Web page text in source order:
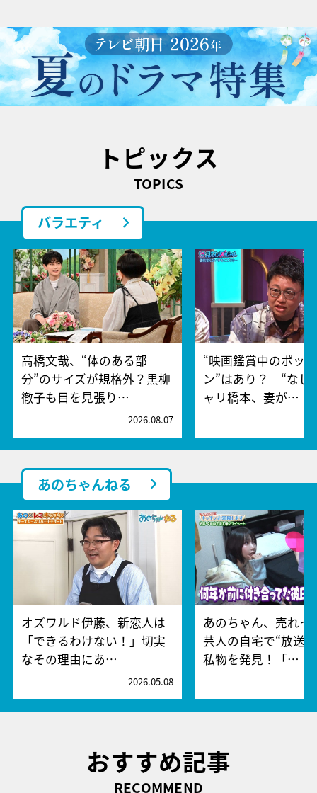
トピックス
TOPICS
バラエティ
高橋文哉、“体のある部
分”のサイズが規格外？黒柳
徹子も目を見張り…
2026.08.07
“映画鑑賞中のポッ
ン”はあり？ “なし
ャリ橋本、妻が…
あのちゃんねる
オズワルド伊藤、新恋人は
「できるわけない！」切実
なその理由にあ…
2026.05.08
あのちゃん、売れっ
芸人の自宅で“放送
私物を発見！「…
おすすめ記事
RECOMMEND